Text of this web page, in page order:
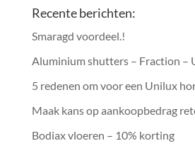
Recente berichten:
Smaragd voordeel.!
Aluminium shutters – Fraction –
5 redenen om voor een Unilux
Maak kans op aankoopbedrag
Bodiax vloeren – 10% korting